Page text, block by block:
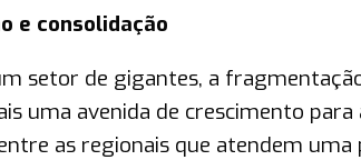
e consolidação
setor de gigantes, a
uma avenida de crescimento para
as regionais que atendem